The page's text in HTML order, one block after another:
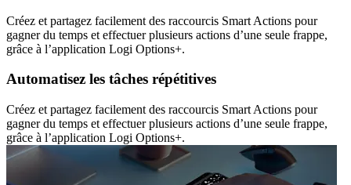
Créez et partagez facilement des raccourcis Smart Actions pour
gagner du temps et effectuer plusieurs actions d’une seule frappe,
grâce à l’application Logi Options+.
Automatisez les tâches répétitives
Créez et partagez facilement des raccourcis Smart Actions pour
gagner du temps et effectuer plusieurs actions d’une seule frappe,
grâce à l’application Logi Options+.